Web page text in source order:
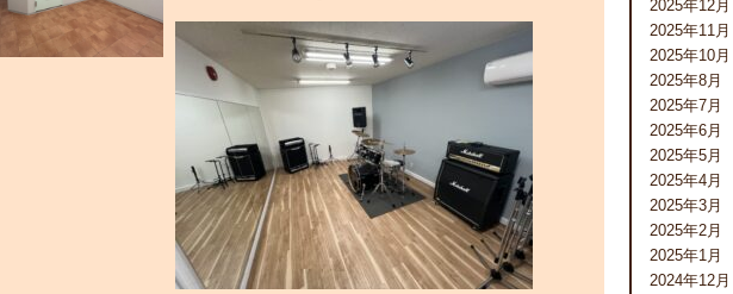
2025年12月
2025年11月
2025年10月
2025年8月
2025年7月
2025年6月
2025年5月
2025年4月
2025年3月
2025年2月
2025年1月
2024年12月